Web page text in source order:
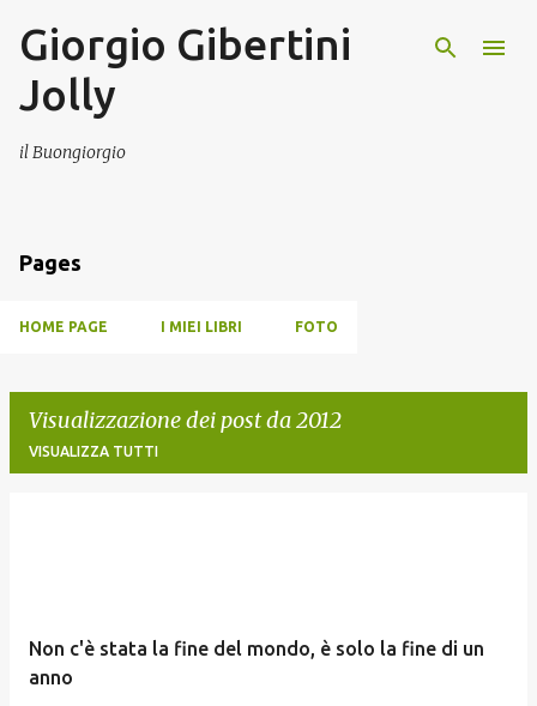
Passa ai contenuti principali
Giorgio Gibertini
Jolly
il Buongiorgio
Pages
HOME PAGE I MIEI LIBRI FOTO
Visualizzazione dei post da 2012
VISUALIZZA TUTTI
Non c'è stata la fine del mondo, è solo la fine di un
anno